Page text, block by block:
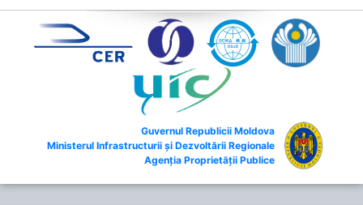
Guvernul Republicii Moldova
Ministerul Infrastructurii și Dezvoltării Regionale
Agenția Proprietății Publice